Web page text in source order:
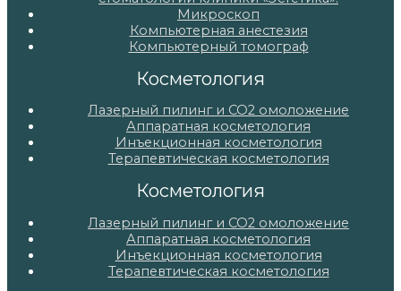
Микроскоп
Компьютерная анестезия
Компьютерный томограф
Косметология
Лазерный пилинг и СО2 омоложение
Аппаратная косметология
Инъекционная косметология
Терапевтическая косметология
Косметология
Лазерный пилинг и СО2 омоложение
Аппаратная косметология
Инъекционная косметология
Терапевтическая косметология